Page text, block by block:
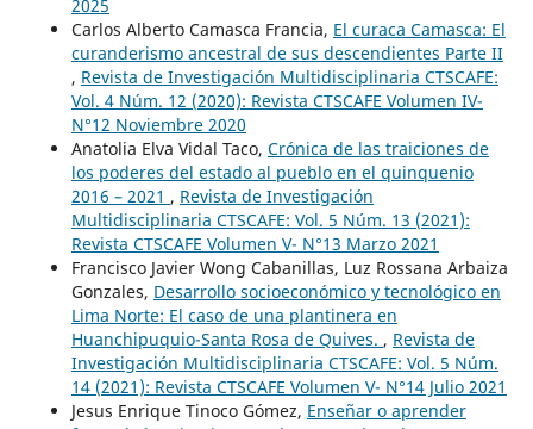
2025
Carlos Alberto Camasca Francia, El curaca Camasca: El
curanderismo ancestral de sus descendientes Parte II
, Revista de Investigación Multidisciplinaria CTSCAFE:
Vol. 4 Núm. 12 (2020): Revista CTSCAFE Volumen IV-
N°12 Noviembre 2020
Anatolia Elva Vidal Taco, Crónica de las traiciones de
los poderes del estado al pueblo en el quinquenio
2016 – 2021 , Revista de Investigación
Multidisciplinaria CTSCAFE: Vol. 5 Núm. 13 (2021):
Revista CTSCAFE Volumen V- N°13 Marzo 2021
Francisco Javier Wong Cabanillas, Luz Rossana Arbaiza
Gonzales, Desarrollo socioeconómico y tecnológico en
Lima Norte: El caso de una plantinera en
Huanchipuquio-Santa Rosa de Quives. , Revista de
Investigación Multidisciplinaria CTSCAFE: Vol. 5 Núm.
14 (2021): Revista CTSCAFE Volumen V- N°14 Julio 2021
Jesus Enrique Tinoco Gómez, Enseñar o aprender